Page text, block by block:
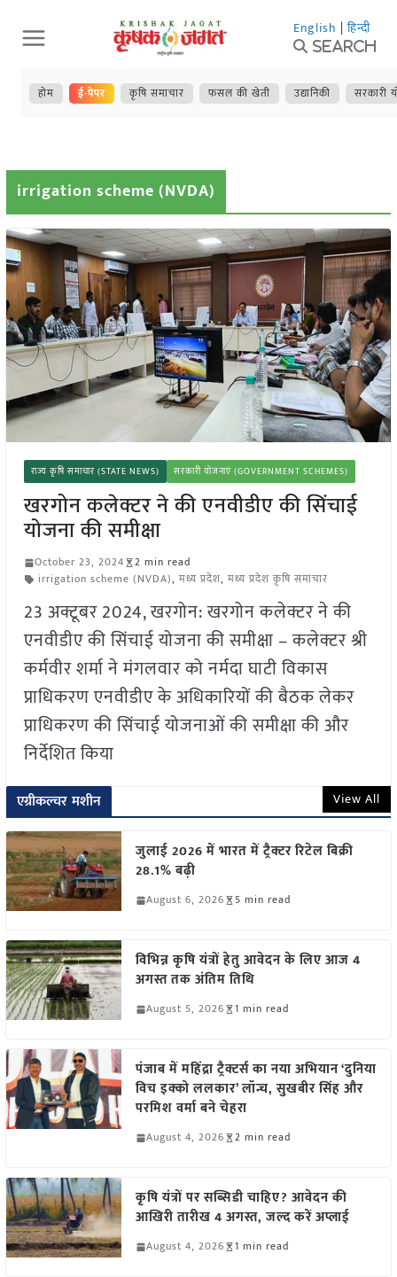
Skip
to
content
English | हिन्दी
Search
होम ई-पेपर कृषि समाचार फसल की खेती उद्यानिकी सरकारी
irrigation scheme (NVDA)
राज्य कृषि समाचार (STATE NEWS) सरकारी योजनाएं (GOVERNMENT SCHEMES)
खरगोन कलेक्टर ने की एनवीडीए की सिंचाई
योजना की समीक्षा
October 23, 2024
2 min read
irrigation scheme (NVDA), मध्य प्रदेश, मध्य प्रदेश कृषि समाचार
23 अक्टूबर 2024, खरगोन: खरगोन कलेक्टर ने की
एनवीडीए की सिंचाई योजना की समीक्षा – कलेक्टर श्री
कर्मवीर शर्मा ने मंगलवार को नर्मदा घाटी विकास
प्राधिकरण एनवीडीए के अधिकारियों की बैठक लेकर
प्राधिकरण की सिंचाई योजनाओं की समीक्षा की और
निर्देशित किया
एग्रीकल्चर मशीन View All
जुलाई 2026 में भारत में ट्रैक्टर रिटेल बिक्री
28.1% बढ़ी
August 6, 2026 5 min read
विभिन्न कृषि यंत्रों हेतु आवेदन के लिए आज 4
अगस्त तक अंतिम तिथि
August 5, 2026 1 min read
पंजाब में महिंद्रा ट्रैक्टर्स का नया अभियान ‘दुनिया
विच इक्को ललकार’ लॉन्च, सुखबीर सिंह और
परमिश वर्मा बने चेहरा
August 4, 2026 2 min read
कृषि यंत्रों पर सब्सिडी चाहिए? आवेदन की
आखिरी तारीख 4 अगस्त, जल्द करें अप्लाई
August 4, 2026 1 min read